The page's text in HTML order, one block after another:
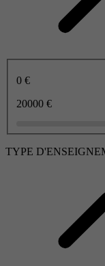
0 €
20000 €
TYPE